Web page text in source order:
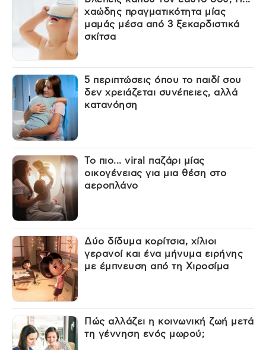
χαώδης πραγματικότητα μίας
μαμάς μέσα από 3 ξεκαρδιστικά
σκίτσα
5 περιπτώσεις όπου το παιδί σου
δεν χρειάζεται συνέπειες, αλλά
κατανόηση
Το πιο... viral παζάρι μίας
οικογένειας για μια θέση στο
αεροπλάνο
Δύο δίδυμα κορίτσια, χίλιοι
γερανοί και ένα μήνυμα ειρήνης
με έμπνευση από τη Χιροσίμα
Πώς αλλάζει η κοινωνική ζωή μετά
τη γέννηση ενός μωρού;